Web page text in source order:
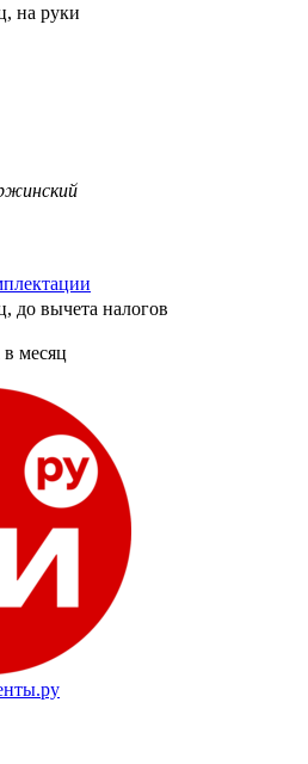
на руки
до вычета налогов
месяц